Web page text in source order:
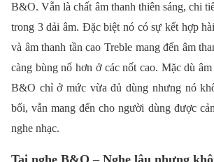
B&O. Vẫn là chất âm thanh thiên sáng, chi
trong 3 dải âm. Đặc biệt nó có sự kết hợp
và âm thanh tần cao Treble mang đến âm
càng bùng nổ hơn ở các nốt cao. Mặc dù
B&O chỉ ở mức vừa đủ dùng nhưng nó
bối, vẫn mang đến cho người dùng được
nghe nhạc.